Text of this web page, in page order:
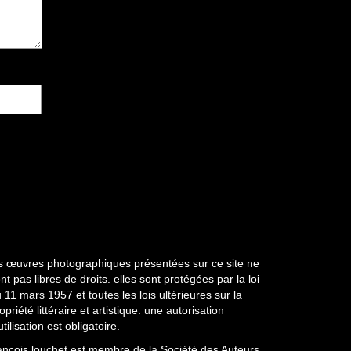
œuvres photographiques présentées sur ce site ne
pas libres de droits. elles sont protégées par la loi
11 mars 1957 et toutes les lois ultérieures sur la
littéraire et artistique. une autorisation
est obligatoire.